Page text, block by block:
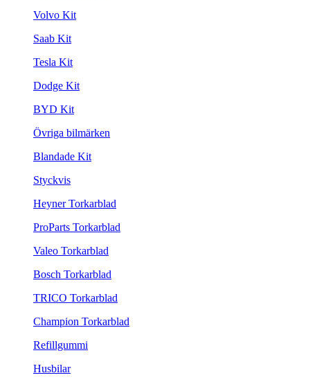
Volvo Kit
Saab Kit
Tesla Kit
Dodge Kit
BYD Kit
Övriga bilmärken
Blandade Kit
Styckvis
Heyner Torkarblad
ProParts Torkarblad
Valeo Torkarblad
Bosch Torkarblad
TRICO Torkarblad
Champion Torkarblad
Refillgummi
Husbilar